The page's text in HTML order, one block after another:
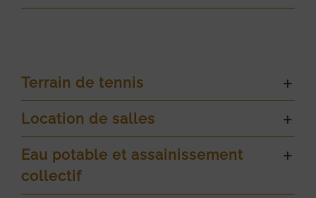
Terrain de tennis
Location de salles
Eau potable et assainissement
collectif